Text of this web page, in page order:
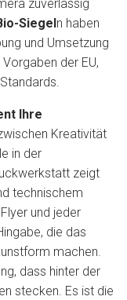
zuverlässig
Siegel n haben
und Umsetzung
der EU,
Ihre
Kreativität
in der
zeigt
technischem
und jeder
die das
machen.
dass hinter der
stecken. Es ist die